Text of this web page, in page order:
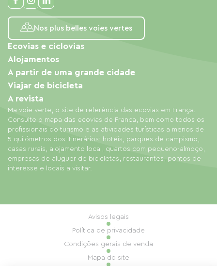
Nos plus belles voies vertes
Ma voie verte, o site de referência das ecovias em França.
Consulte o mapa das ecovias de França, bem como todos os
profissionais do turismo e as atividades turísticas a menos de
5 quilómetros dos itinerários: hotéis, parques de campismo,
casas rurais, alojamento local, quartos com pequeno-almoço,
empresas de aluguer de bicicletas, restaurantes, pontos de
interesse e locais a visitar.
Ecovias e ciclovias
Alojamentos
A partir de uma grande cidade
Viajar de bicicleta
A revista
Avisos legais
Política de privacidade
Condições gerais de venda
Mapa do site